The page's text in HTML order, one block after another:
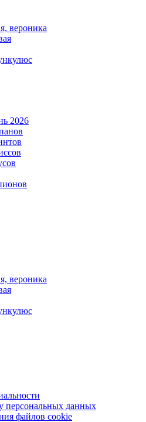
вероника
2026
вероника
персональных данных
файлов сookie